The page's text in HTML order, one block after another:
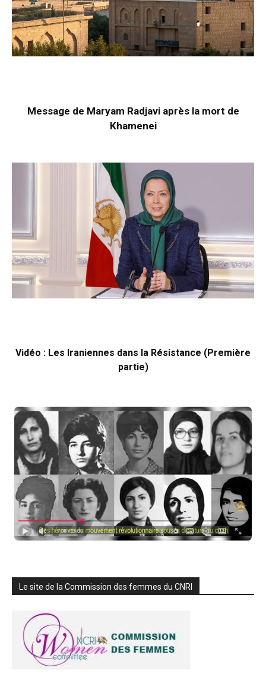
Message de Maryam Radjavi après la mort de
Khamenei
Vidéo : Les Iraniennes dans la Résistance (Première
partie)
Le site de la Commission des femmes du CNRI